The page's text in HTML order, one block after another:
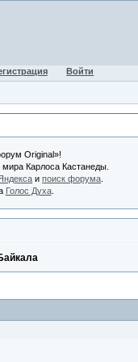
Войти
Original»!
Карлоса Кастанеды.
ипоиск форума
Голос Духа.